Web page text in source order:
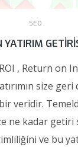
SEO
YATIRIM
, Return on
size
veridir.
ne kadar getiri
ve bu